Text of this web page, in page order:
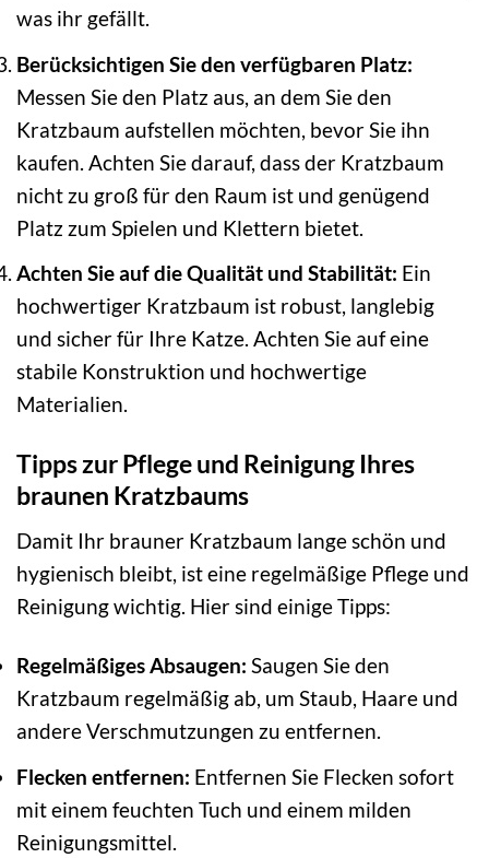
was ihr gefällt.
Berücksichtigen Sie den verfügbaren Platz:
Messen Sie den Platz aus, an dem Sie den
Kratzbaum aufstellen möchten, bevor Sie ihn
kaufen. Achten Sie darauf, dass der Kratzbaum
nicht zu groß für den Raum ist und genügend
Platz zum Spielen und Klettern bietet.
Achten Sie auf die Qualität und Stabilität: Ein
hochwertiger Kratzbaum ist robust, langlebig
und sicher für Ihre Katze. Achten Sie auf eine
stabile Konstruktion und hochwertige
Materialien.
Tipps zur Pflege und Reinigung Ihres
braunen Kratzbaums
Damit Ihr brauner Kratzbaum lange schön und
hygienisch bleibt, ist eine regelmäßige Pflege und
Reinigung wichtig. Hier sind einige Tipps:
Regelmäßiges Absaugen: Saugen Sie den
Kratzbaum regelmäßig ab, um Staub, Haare und
andere Verschmutzungen zu entfernen.
Flecken entfernen: Entfernen Sie Flecken sofort
mit einem feuchten Tuch und einem milden
Reinigungsmittel.